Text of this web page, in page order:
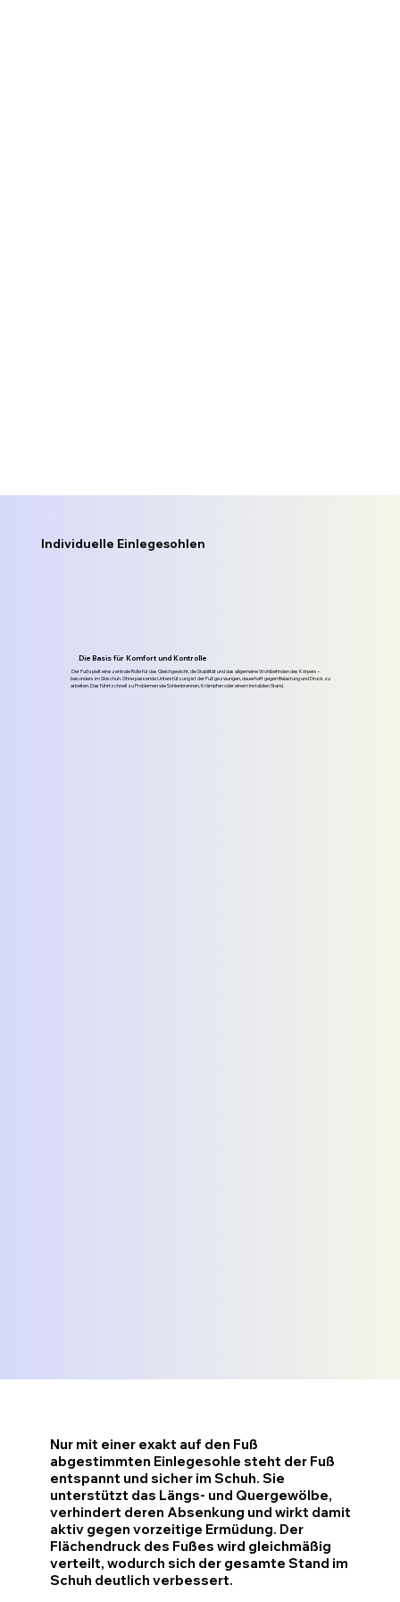
Nur mit einer exakt auf den Fuß
abgestimmten Einlegesohle steht der Fuß
entspannt und sicher im Schuh. Sie
unterstützt das Längs- und Quergewölbe,
verhindert deren Absenkung und wirkt damit
aktiv gegen vorzeitige Ermüdung. Der
Flächendruck des Fußes wird gleichmäßig
verteilt, wodurch sich der gesamte Stand im
Schuh deutlich verbessert.
Individuelle Einlegesohlen
Die Basis für Komfort und Kontrolle
Der Fuß spielt eine zentrale Rolle für das Gleichgewicht, die Stabilität und das allgemeine Wohlbefinden des Körpers –
besonders im Skischuh. Ohne passende Unterstützung ist der Fuß gezwungen, dauerhaft gegen Belastung und Druck zu
arbeiten. Das führt schnell zu Problemen wie Sohlenbrennen, Krämpfen oder einem instabilen Stand.